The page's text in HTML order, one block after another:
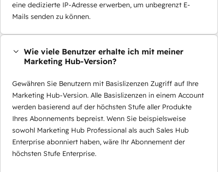
eine dedizierte IP-Adresse erwerben, um unbegrenzt E-
Mails senden zu können.
Wie viele Benutzer erhalte ich mit meiner
Marketing Hub-Version?
Gewähren Sie Benutzern mit Basislizenzen Zugriff auf Ihre
Marketing Hub-Version. Alle Basislizenzen in einem Account
werden basierend auf der höchsten Stufe aller Produkte
Ihres Abonnements bepreist. Wenn Sie beispielsweise
sowohl Marketing Hub Professional als auch Sales Hub
Enterprise abonniert haben, wäre Ihr Abonnement der
höchsten Stufe Enterprise.